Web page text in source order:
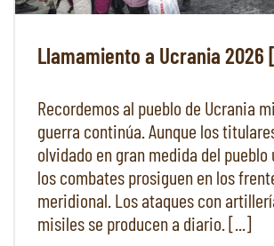
Llamamiento a Ucrania 2026
Recordemos al pueblo de Ucrania
guerra continúa. Aunque los
olvidado en gran medida del pueblo
los combates prosiguen en los
meridional. Los ataques con
misiles se producen a diario. [...]